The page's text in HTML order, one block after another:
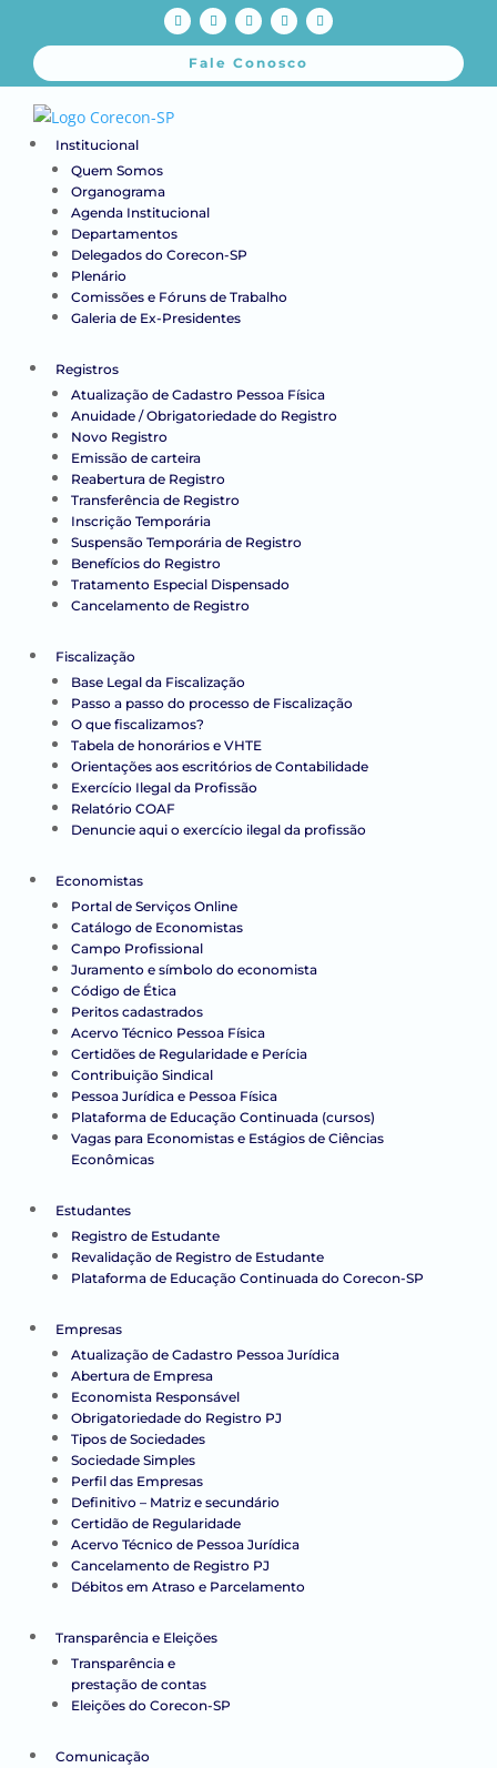
Fale Conosco
Institucional
Quem Somos
Organograma
Agenda Institucional
Departamentos
Delegados do Corecon-SP
Plenário
Comissões e Fóruns de Trabalho
Galeria de Ex-Presidentes
Registros
Atualização de Cadastro Pessoa Física
Anuidade / Obrigatoriedade do Registro
Novo Registro
Emissão de carteira
Reabertura de Registro
Transferência de Registro
Inscrição Temporária
Suspensão Temporária de Registro
Benefícios do Registro
Tratamento Especial Dispensado
Cancelamento de Registro
Fiscalização
Base Legal da Fiscalização
Passo a passo do processo de Fiscalização
O que fiscalizamos?
Tabela de honorários e VHTE
Orientações aos escritórios de Contabilidade
Exercício Ilegal da Profissão
Relatório COAF
Denuncie aqui o exercício ilegal da profissão
Economistas
Portal de Serviços Online
Catálogo de Economistas
Campo Profissional
Juramento e símbolo do economista
Código de Ética
Peritos cadastrados
Acervo Técnico Pessoa Física
Certidões de Regularidade e Perícia
Contribuição Sindical
Pessoa Jurídica e Pessoa Física
Plataforma de Educação Continuada (cursos)
Vagas para Economistas e Estágios de Ciências
Econômicas
Estudantes
Registro de Estudante
Revalidação de Registro de Estudante
Plataforma de Educação Continuada do Corecon-SP
Empresas
Atualização de Cadastro Pessoa Jurídica
Abertura de Empresa
Economista Responsável
Obrigatoriedade do Registro PJ
Tipos de Sociedades
Sociedade Simples
Perfil das Empresas
Definitivo – Matriz e secundário
Certidão de Regularidade
Acervo Técnico de Pessoa Jurídica
Cancelamento de Registro PJ
Débitos em Atraso e Parcelamento
Transparência e Eleições
Transparência e
prestação de contas
Eleições do Corecon-SP
Comunicação